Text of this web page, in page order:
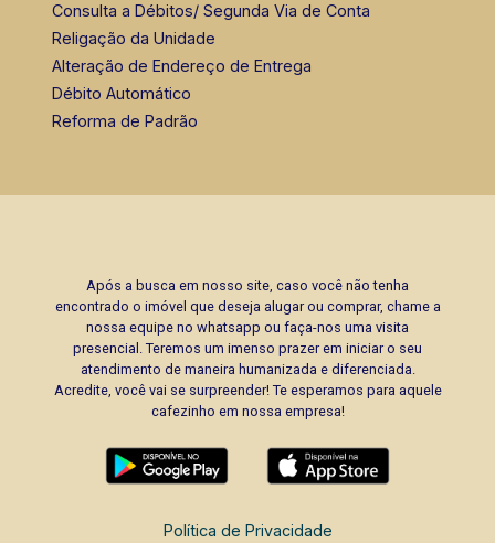
Consulta a Débitos/ Segunda Via de Conta
Religação da Unidade
Alteração de Endereço de Entrega
Débito Automático
Reforma de Padrão
Após a busca em nosso site, caso você não tenha
encontrado o imóvel que deseja alugar ou comprar, chame a
nossa equipe no whatsapp ou faça-nos uma visita
presencial. Teremos um imenso prazer em iniciar o seu
atendimento de maneira humanizada e diferenciada.
Acredite, você vai se surpreender! Te esperamos para aquele
cafezinho em nossa empresa!
Política de Privacidade